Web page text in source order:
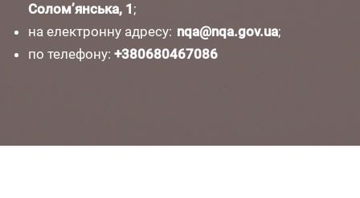
Солом’янська, 1 ;
на електронну адресу: nqa@nqa.gov.ua;
по телефону: +380680467086